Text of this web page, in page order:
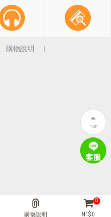
購物說明
購物說明
0
NT$ 0
TOP
客服